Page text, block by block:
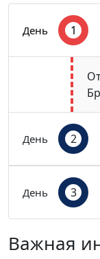
День 1
День 2
День 3
Важная